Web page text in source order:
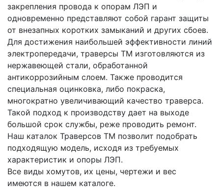
закрепления провода к опорам ЛЭП и
одновременно представляют собой гарант защиты
от внезапных коротких замыканий и других сбоев.
Для достижения наибольшей эффективности линий
электропередачи, траверсы ТМ изготовляются из
нержавеющей стали, обработанной
антикоррозийным слоем. Также проводится
специальная оцинковка, либо покраска,
многократно увеличивающий качество траверса.
Такой подход к производству дает на выходе
большой срок службы, реже проводить ремонт.
Наш каталок Траверсов ТМ позволит подобрать
подходящую модель, исходя из требуемых
характеристик и опоры ЛЭП.
Все виды хомутов, их цены, чертежи и вес
имеются в нашем каталоге.